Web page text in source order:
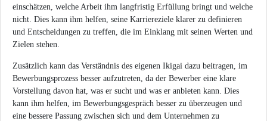
einschätzen, welche Arbeit ihm langfristig Erfüllung bringt und welche
nicht. Dies kann ihm helfen, seine Karriereziele klarer zu definieren
und Entscheidungen zu treffen, die im Einklang mit seinen Werten und
Zielen stehen.
Zusätzlich kann das Verständnis des eigenen Ikigai dazu beitragen, im
Bewerbungsprozess besser aufzutreten, da der Bewerber eine klare
Vorstellung davon hat, was er sucht und was er anbieten kann. Dies
kann ihm helfen, im Bewerbungsgespräch besser zu überzeugen und
eine bessere Passung zwischen sich und dem Unternehmen zu